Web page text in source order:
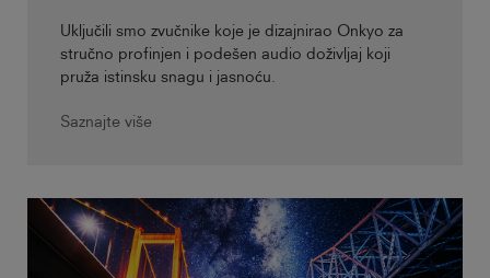
Uključili smo zvučnike koje je dizajnirao Onkyo za
stručno profinjen i podešen audio doživljaj koji
pruža istinsku snagu i jasnoću.
Saznajte više